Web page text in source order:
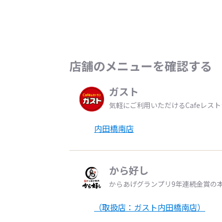
店舗のメニューを確認する
ガスト
気軽にご利用いただけるCafeレス
内田橋南店
から好し
からあげグランプリ9年連続金賞の
（取扱店：ガスト内田橋南店）